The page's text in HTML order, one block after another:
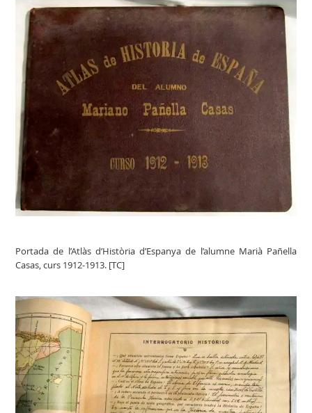
Portada de l’Atlàs d’Història d’Espanya de l’alumne Marià Pañella
Casas, curs 1912-1913. [TC]